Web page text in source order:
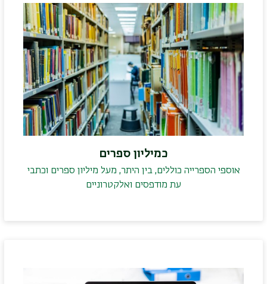
כמיליון ספרים
אוספי הספרייה כוללים, בין היתר, מעל מיליון ספרים וכתבי
עת מודפסים ואלקטרוניים